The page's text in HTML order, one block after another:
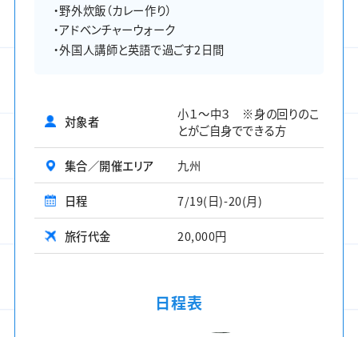
・野外炊飯（カレー作り）
・アドベンチャーウォーク
・外国人講師と英語で過ごす2日間
対象者
小１～中３ ※身の回りのこ
とがご自身でできる方
集合／開催エリア 九州
日程 7/19(日)-20(月)
旅行代金 20,000円
日程表